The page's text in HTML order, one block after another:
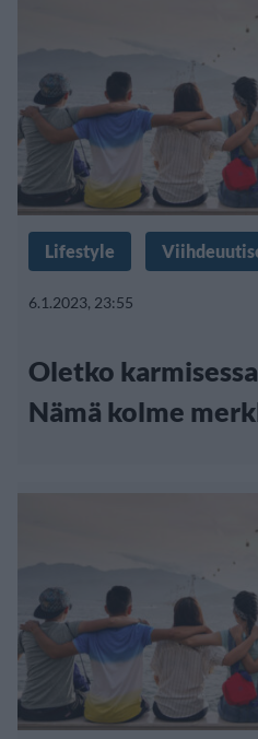
Lifestyle
6.1.2023, 23:55
Oletko
Nämä kolme